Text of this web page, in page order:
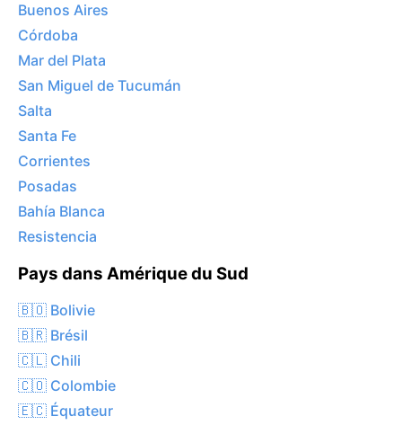
Buenos Aires
Córdoba
Mar del Plata
San Miguel de Tucumán
Salta
Santa Fe
Corrientes
Posadas
Bahía Blanca
Resistencia
Pays dans Amérique du Sud
🇧🇴 Bolivie
🇧🇷 Brésil
🇨🇱 Chili
🇨🇴 Colombie
🇪🇨 Équateur